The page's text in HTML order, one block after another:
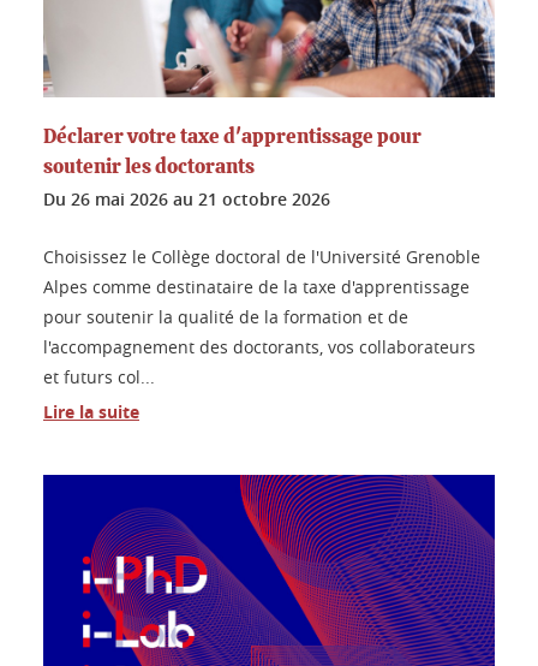
Déclarer votre taxe d'apprentissage pour
soutenir les doctorants
Du 26 mai 2026 au 21 octobre 2026
Choisissez le Collège doctoral de l'Université Grenoble
Alpes comme destinataire de la taxe d'apprentissage
pour soutenir la qualité de la formation et de
l'accompagnement des doctorants, vos collaborateurs
et futurs col...
Lire la suite